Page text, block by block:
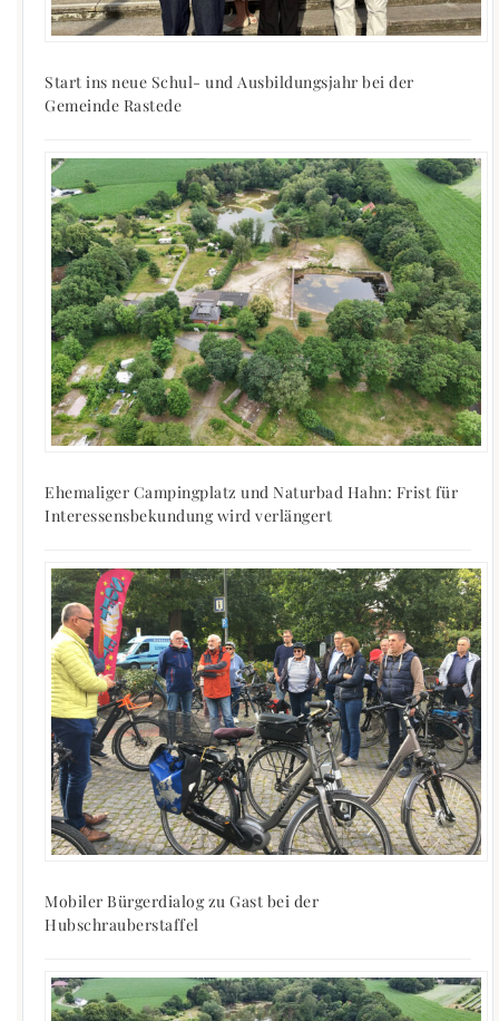
Start ins neue Schul- und Ausbildungsjahr bei der
Gemeinde Rastede
Ehemaliger Campingplatz und Naturbad Hahn: Frist für
Interessensbekundung wird verlängert
Mobiler Bürgerdialog zu Gast bei der
Hubschrauberstaffel